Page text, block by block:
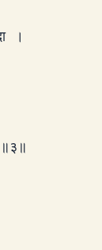
।
॥३॥